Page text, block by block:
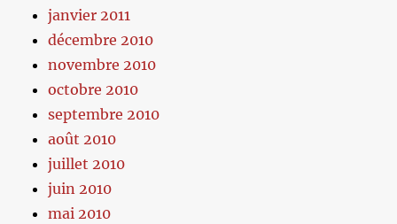
janvier 2011
décembre 2010
novembre 2010
octobre 2010
septembre 2010
août 2010
juillet 2010
juin 2010
mai 2010